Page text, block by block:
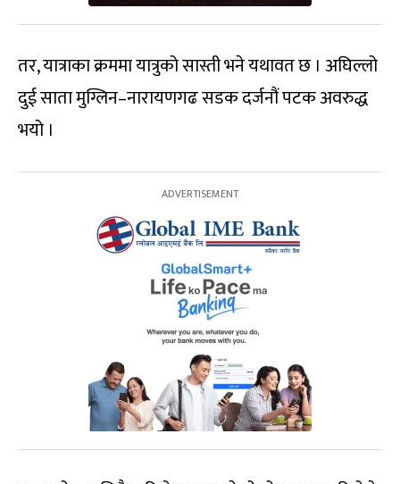
तर, यात्राका क्रममा यात्रुको सास्ती भने यथावत छ । अघिल्लो
दुई साता मुग्लिन–नारायणगढ सडक दर्जनौं पटक अवरुद्ध
भयो ।